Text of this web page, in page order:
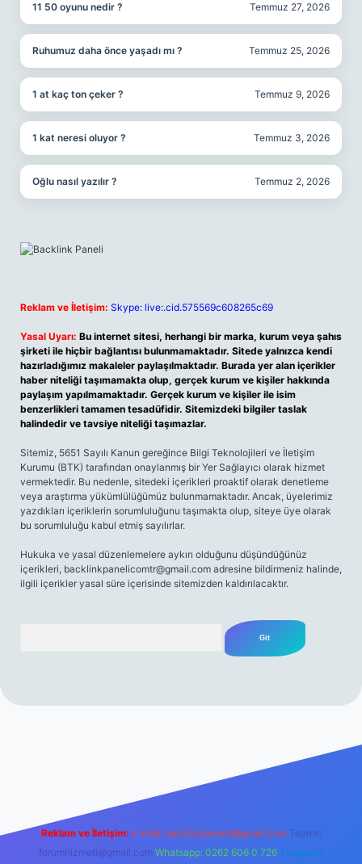
11 50 oyunu nedir ? Temmuz 27, 2026
Ruhumuz daha önce yaşadı mı ? Temmuz 25, 2026
1 at kaç ton çeker ? Temmuz 9, 2026
1 kat neresi oluyor ? Temmuz 3, 2026
Oğlu nasıl yazılır ? Temmuz 2, 2026
Reklam ve İletişim: Skype: live:.cid.575569c608265c69
Yasal Uyarı: Bu internet sitesi, herhangi bir marka, kurum veya şahıs
şirketi ile hiçbir bağlantısı bulunmamaktadır. Sitede yalnızca kendi
hazırladığımız makaleler paylaşılmaktadır. Burada yer alan içerikler
haber niteliği taşımamakta olup, gerçek kurum ve kişiler hakkında
paylaşım yapılmamaktadır. Gerçek kurum ve kişiler ile isim
benzerlikleri tamamen tesadüfidir. Sitemizdeki bilgiler taslak
halindedir ve tavsiye niteliği taşımazlar.
Sitemiz, 5651 Sayılı Kanun gereğince Bilgi Teknolojileri ve İletişim
Kurumu (BTK) tarafından onaylanmış bir Yer Sağlayıcı olarak hizmet
vermektedir. Bu nedenle, sitedeki içerikleri proaktif olarak denetleme
veya araştırma yükümlülüğümüz bulunmamaktadır. Ancak, üyelerimiz
yazdıkları içeriklerin sorumluluğunu taşımakta olup, siteye üye olarak
bu sorumluluğu kabul etmiş sayılırlar.
Hukuka ve yasal düzenlemelere aykırı olduğunu düşündüğünüz
içerikleri, backlinkpanelicomtr@gmail.com adresine bildirmeniz halinde,
ilgili içerikler yasal süre içerisinde sitemizden kaldırılacaktır.
Reklam ve İletişim: E-mail: backlinkpaneli@gmail.com Teams:
forumhizmeti@gmail.com Whatsapp: 0262 606 0 726 Telegram: